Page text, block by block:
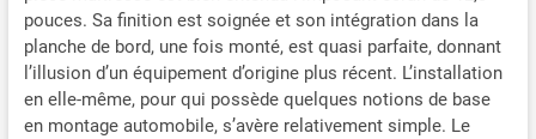
processeur Qualcomm
Snapdragon 668S (8
cœurs, technologie 11nm).
8 Go de RAM et 128 Go de
ROM, prend en charge 2
pouces. Sa finition est soignée et son intégration dans la
planche de bord, une fois monté, est quasi parfaite, donnant
l’illusion d’un équipement d’origine plus récent. L’installation
en elle-même, pour qui possède quelques notions de base
en montage automobile, s’avère relativement simple. Le